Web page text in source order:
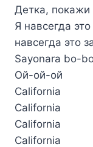
Детка,
Я навсегда
навсегда это
Sayonara bo-
Ой-ой-ой
California
California
California
California